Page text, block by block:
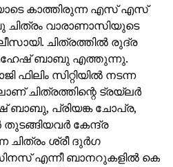
കാത്തിരുന്ന എസ് എസ്
വാരാണാസിയുടെ
ചിത്രത്തിൽ രുദ്ര
മഹേഷ് ബാബു എത്തുന്നു.
ഫിലിം സിറ്റിയിൽ നടന്ന
ചിത്രത്തിന്റെ ട്രയ്ലർ
ബാബു, പ്രിയങ്ക ചോപ്ര,
കേന്ദ്ര
ചിത്രം ശ്രീ ദുർഗ
എന്നീ ബാനറുകളിൽ കെ